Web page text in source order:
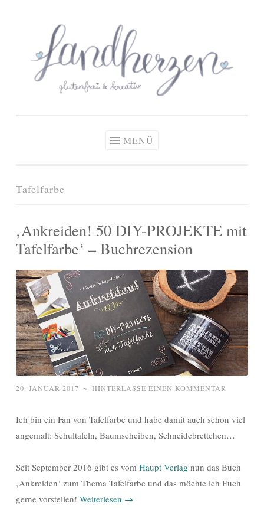
springen
Zöliakie, glutenfreie Ernährung
MENÜ
Tafelfarbe
‚Ankreiden! 50 DIY-PROJEKTE mit
Tafelfarbe‘ – Buchrezension
20. JANUAR 2017 ~ HINTERLASSE EINEN KOMMENTAR
Ich bin ein Fan von Tafelfarbe und habe damit auch schon viel
angemalt: Schultafeln, Baumscheiben, Schneidebrettchen…
Seit September 2016 gibt es vom Haupt Verlag nun das Buch
‚Ankreiden‘ zum Thema Tafelfarbe und das möchte ich Euch
gerne vorstellen! Weiterlesen →